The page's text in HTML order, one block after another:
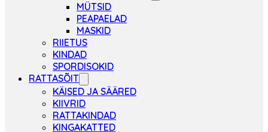
MÜTSID
PEAPAELAD
MASKID
RIIETUS
KINDAD
SPORDISOKID
RATTASÕIT
KÄISED JA SÄÄRED
KIIVRID
RATTAKINDAD
KINGAKATTED